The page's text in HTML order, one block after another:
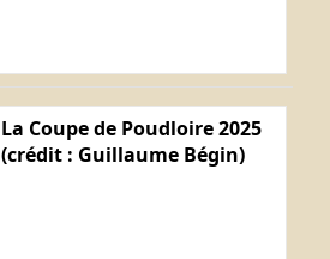
La Coupe de Poudloire 2025
(crédit : Guillaume Bégin)